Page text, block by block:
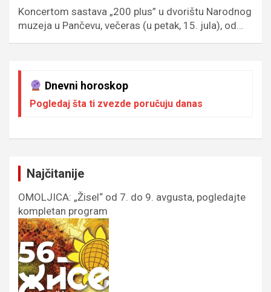
Koncertom sastava „200 plus” u dvorištu Narodnog
muzeja u Pančevu, večeras (u petak, 15. jula), od…
Dnevni horoskop
Pogledaj šta ti zvezde poručuju danas
Najčitanije
OMOLJICA: „Žisel“ od 7. do 9. avgusta, pogledajte
kompletan program